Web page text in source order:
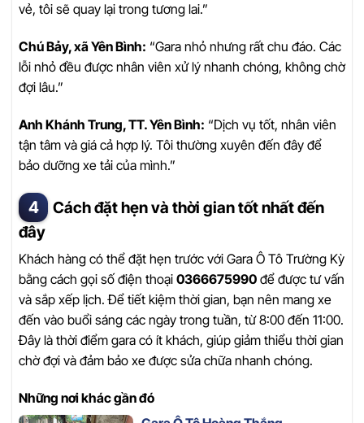
vẻ, tôi sẽ quay lại trong tương lai.”
Chú Bảy, xã Yên Bình: “Gara nhỏ nhưng rất chu đáo. Các
lỗi nhỏ đều được nhân viên xử lý nhanh chóng, không chờ
đợi lâu.”
Anh Khánh Trung, TT. Yên Bình: “Dịch vụ tốt, nhân viên
tận tâm và giá cả hợp lý. Tôi thường xuyên đến đây để
bảo dưỡng xe tải của mình.”
Cách đặt hẹn và thời gian tốt nhất đến
đây
Khách hàng có thể đặt hẹn trước với Gara Ô Tô Trường Kỳ
bằng cách gọi số điện thoại 0366675990 để được tư vấn
và sắp xếp lịch. Để tiết kiệm thời gian, bạn nên mang xe
đến vào buổi sáng các ngày trong tuần, từ 8:00 đến 11:00.
Đây là thời điểm gara có ít khách, giúp giảm thiểu thời gian
chờ đợi và đảm bảo xe được sửa chữa nhanh chóng.
Những nơi khác gần đó